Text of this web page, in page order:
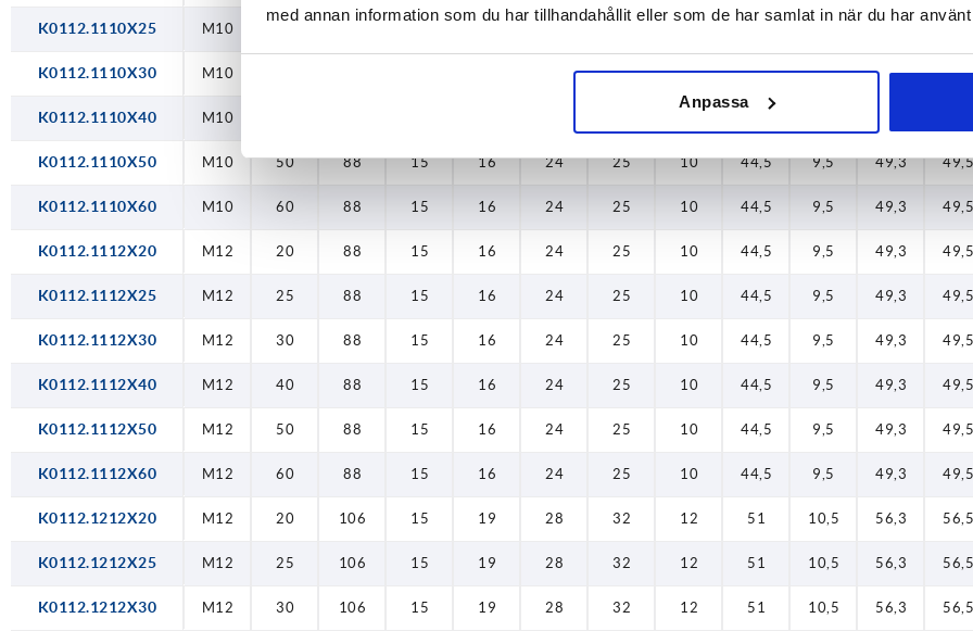
med annan information som du har tillhandahållit eller som de har samlat in när du har
Anpassa
K0112.1110X25 M10
K0112.1110X30 M10 25 10 44,5 9,5 49,3 49,5
K0112.1110X40 M10
K0112.1110X50 M10 50 88 15 16 24 25 10 44,5 9,5 49,3 49,5
K0112.1110X60 M10 60 88 15 16 24 25 10 44,5 9,5 49,3 49,5
K0112.1112X20 M12 20 88 15 16 24 25 10 44,5 9,5 49,3 49,5
K0112.1112X25 M12 25 88 15 16 24 25 10 44,5 9,5 49,3 49,5
K0112.1112X30 M12 30 88 15 16 24 25 10 44,5 9,5 49,3 49,5
K0112.1112X40 M12 40 88 15 16 24 25 10 44,5 9,5 49,3 49,5
K0112.1112X50 M12 50 88 15 16 24 25 10 44,5 9,5 49,3 49,5
K0112.1112X60 M12 60 88 15 16 24 25 10 44,5 9,5 49,3 49,5
K0112.1212X20 M12 20 106 15 19 28 32 12 51 10,5 56,3 56,5
K0112.1212X25 M12 25 106 15 19 28 32 12 51 10,5 56,3 56,5
K0112.1212X30 M12 30 106 15 19 28 32 12 51 10,5 56,3 56,5